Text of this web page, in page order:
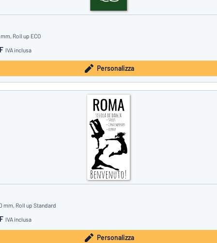
Roll up ECO
IVA inclusa
Personalizza
mm, Roll up Standard
IVA inclusa
Personalizza